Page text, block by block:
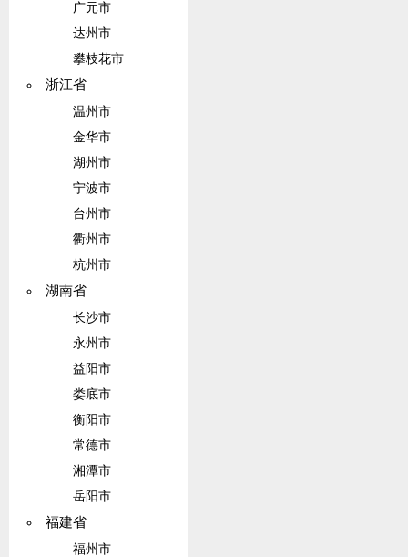
广元市
达州市
攀枝花市
浙江省
温州市
金华市
湖州市
宁波市
台州市
衢州市
杭州市
湖南省
长沙市
永州市
益阳市
娄底市
衡阳市
常德市
湘潭市
岳阳市
福建省
福州市